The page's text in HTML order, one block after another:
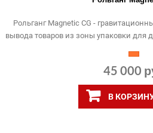
Рольганг Magnetic CG -
вывода товаров из зоны упаковки для
45 000
В